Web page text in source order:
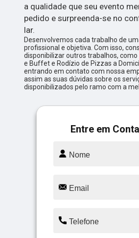
a qualidade que seu evento
pedido e surpreenda-se no
lar.
Desenvolvemos cada trabalho de
profissional e objetiva. Com isso,
disponibilizar outros trabalhos,
e Buffet e Rodízio de Pizzas a
entrando em contato com nossa
assim as suas dúvidas sobre os
disponibilizados pelo ramo com a
Entre em